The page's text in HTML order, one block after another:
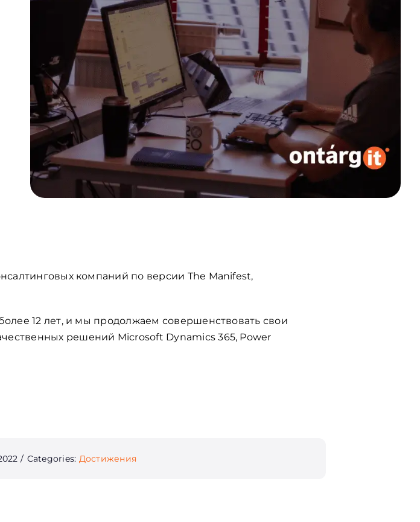
компаний по версии The Manifest,
12 лет, и мы продолжаем совершенствовать свои
решений Microsoft Dynamics 365, Power
/ Categories: Достижения